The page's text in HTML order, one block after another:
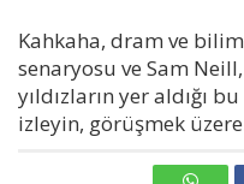
Kahkaha, dram ve
senaryosu ve Sam
yıldızların yer aldığı
izleyin, görüşmek